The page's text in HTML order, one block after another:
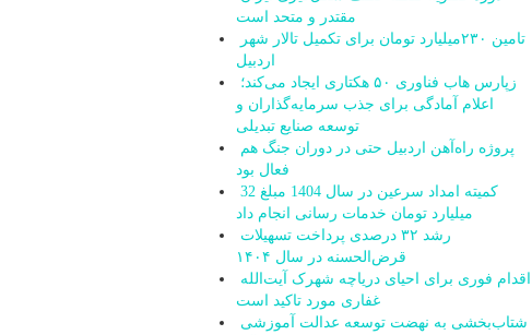
مقتدر و متحد است
اردبیل
اعلام آمادگی برای جذب سرمایه‌گذاران و
توسعه صنایع تبدیلی
فعال بود
کمیته امداد سرعین در سال 1404 مبلغ 32
میلیارد تومان خدمات رسانی انجام داد
قرض‌الحسنه در سال ۱۴۰۴
غفاری مورد تاکید است